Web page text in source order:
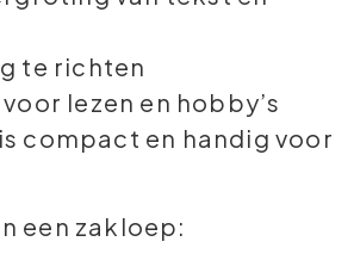
te richten
lezen en hobby’s
is compact en handig voor
een zakloep: